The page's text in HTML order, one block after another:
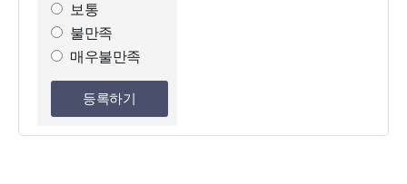
보통
불만족
매우불만족
등록하기